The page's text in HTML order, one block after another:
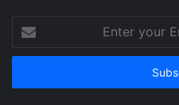
your
Email